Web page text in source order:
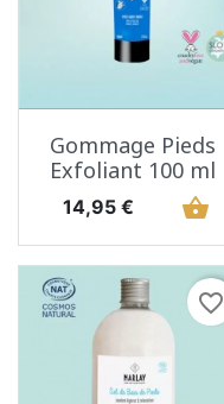
Gommage Pieds
Exfoliant 100 ml
Prix
14,95 € shopping_basket
favorite_border